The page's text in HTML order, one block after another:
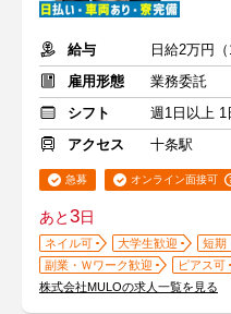
給与
日給2万円
雇用形態
業務委託
シフト
週1日以上 1
アクセス
十条駅
急募 オンライン面接可
あと3日
ネイル可 大学生歓迎
短期
副業・Ｗワーク歓迎
ピアス可
株式会社MULOの求人一覧を見る